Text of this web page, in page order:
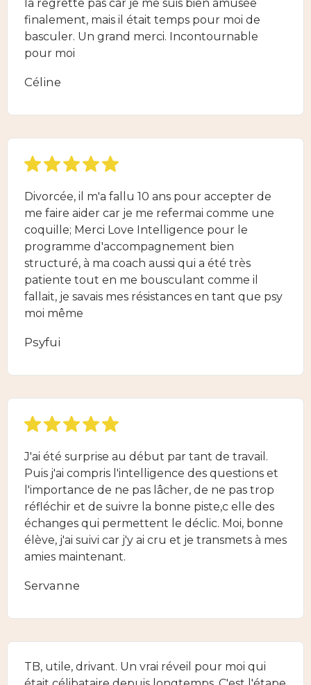
la regrette pas car je me suis bien amusée
finalement, mais il était temps pour moi de
basculer. Un grand merci. Incontournable
pour moi
Céline
Divorcée, il m'a fallu 10 ans pour accepter de
me faire aider car je me refermai comme une
coquille; Merci Love Intelligence pour le
programme d'accompagnement bien
structuré, à ma coach aussi qui a été très
patiente tout en me bousculant comme il
fallait, je savais mes résistances en tant que psy
moi même
Psyfui
J'ai été surprise au début par tant de travail.
Puis j'ai compris l'intelligence des questions et
l'importance de ne pas lâcher, de ne pas trop
réfléchir et de suivre la bonne piste,c elle des
échanges qui permettent le déclic. Moi, bonne
élève, j'ai suivi car j'y ai cru et je transmets à mes
amies maintenant.
Servanne
TB, utile, drivant. Un vrai réveil pour moi qui